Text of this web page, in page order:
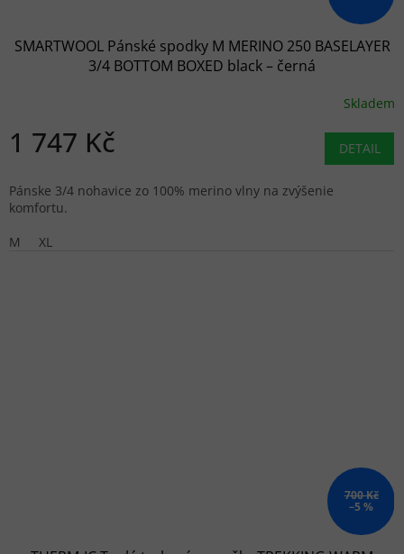
SMARTWOOL Pánské spodky M MERINO 250 BASELAYER
3/4 BOTTOM BOXED black – černá
Skladem
1 747 Kč DETAIL
Pánske 3/4 nohavice zo 100% merino vlny na zvýšenie
komfortu.
M
XL
700 Kč
–5 %